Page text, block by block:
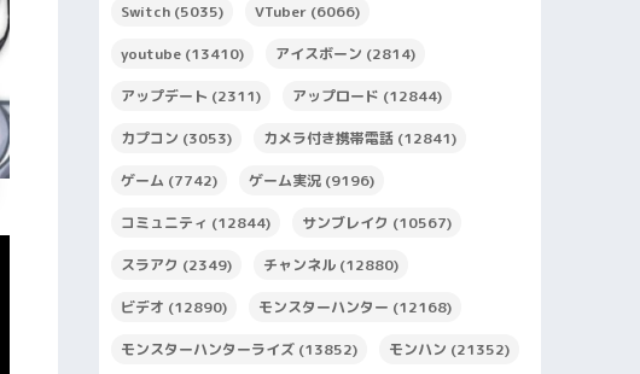
Switch (5035) VTuber (6066)
youtube (13410) アイスボーン (2814)
アップデート (2311) アップロード (12844)
カプコン (3053) カメラ付き携帯電話 (12841)
ゲーム (7742) ゲーム実況 (9196)
コミュニティ (12844) サンブレイク (10567)
スラアク (2349) チャンネル (12880)
ビデオ (12890) モンスターハンター (12168)
モンスターハンターライズ (13852) モンハン (21352)